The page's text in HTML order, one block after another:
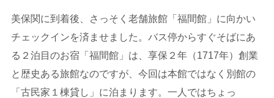
美保関に到着後、さっそく老舗旅館「福間館」に向かい
チェックインを済ませました。バス停からすぐそばにあ
る２泊目のお宿「福間館」は、享保２年（1717年）創業
と歴史ある旅館なのですが、今回は本館ではなく別館の
「古民家１棟貸し」に泊まります。一人ではちょっ